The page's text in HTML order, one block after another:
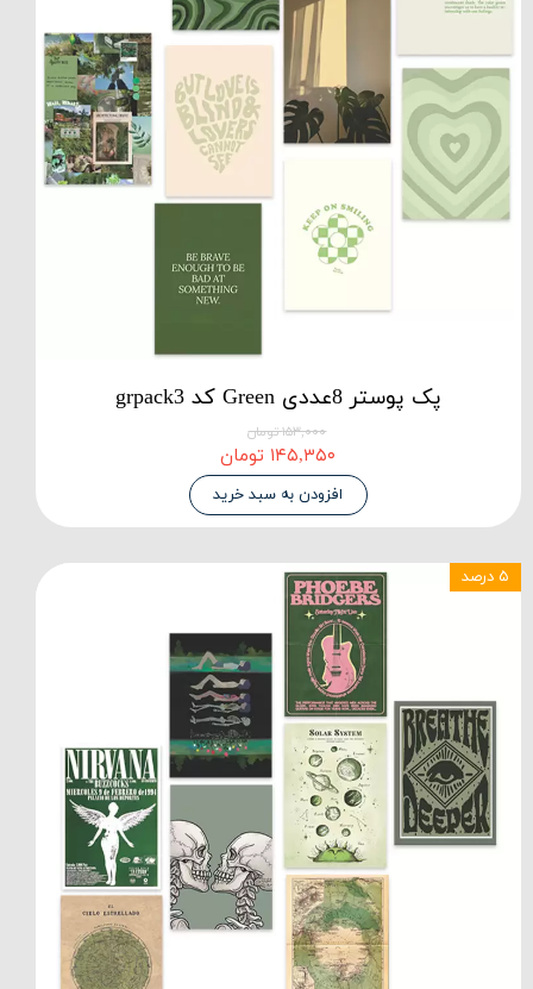
پک پوستر 8عددی Green کد grpack3
۱۵۳,۰۰۰ تومان
۱۴۵,۳۵۰ تومان
افزودن به سبد خرید
۵ درصد